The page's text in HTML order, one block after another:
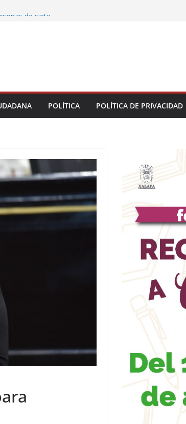
POLÍTICA POLÍTICA DE PRIVACIDAD